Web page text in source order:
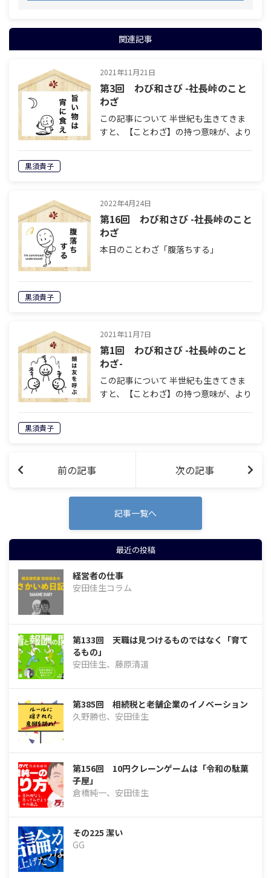
関連記事
2021年11月21日
第3回 わび和さび -社長峠のこと
わざ
この記事について 半世紀も生きてきま
すと、【ことわざ】の持つ意味が、より
部分…
黒須貴子
2022年4月24日
第16回 わび和さび -社長峠のこと
わざ
本日のことわざ「腹落ちする」
黒須貴子
2021年11月7日
第1回 わび和さび -社長峠のこと
わざ-
この記事について 半世紀も生きてきま
すと、【ことわざ】の持つ意味が、より
黒須貴子
前の記事 次の記事
記事一覧へ
最近の投稿
経営者の仕事
安田佳生コラム
第133回 天職は見つけるものではなく「育て
るもの」
安田佳生、藤原清道
第385回 相続税と老舗企業のイノベーション
久野勝也、安田佳生
第156回 10円クレーンゲームは「令和の駄菓
子屋」
倉橋純一、安田佳生
その225 潔い
GG